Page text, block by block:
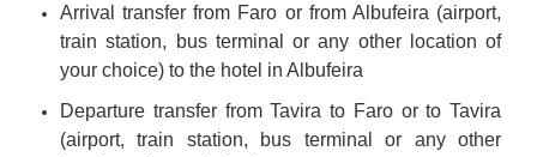
Arrival transfer from Faro or from Albufeira (airport,
train station, bus terminal or any other location of
your choice) to the hotel in Albufeira
Departure transfer from Tavira to Faro or to Tavira
(airport, train station, bus terminal or any other